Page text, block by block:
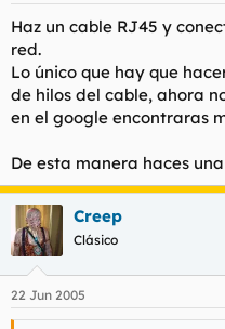
Haz un cable RJ45 y
red.
Lo único que hay que
de hilos del cable, ahora
en el google encontraras
De esta manera haces
Creep
Clásico
22 Jun 2005